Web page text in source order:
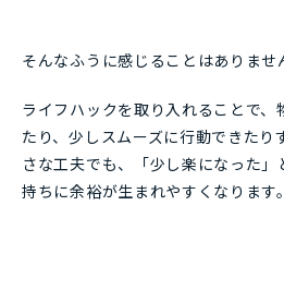
そんなふうに感じることはありませ
ライフハックを取り入れることで、
たり、少しスムーズに行動できたり
さな工夫でも、「少し楽になった
持ちに余裕が生まれやすくなります。